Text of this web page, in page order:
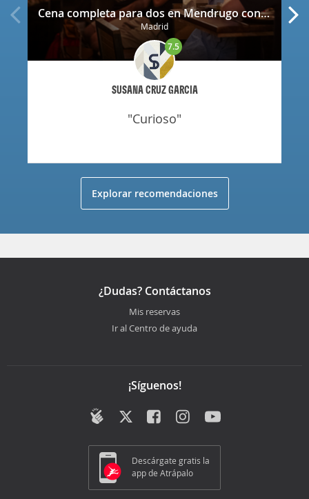
Cena completa para dos en Mendrugo con cerveza artesana incluida
Madrid
SUSANA CRUZ GARCIA
7.5
"curioso"
Explorar recomendaciones
¿Dudas? Contáctanos
Mis reservas
Ir al Centro de ayuda
¡Síguenos!
Descárgate gratis la
app de Atrápalo